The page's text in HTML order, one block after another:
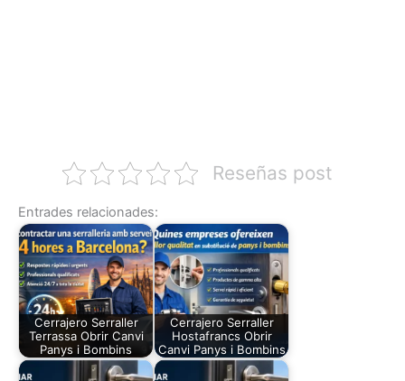
Reseñas post
Entrades relacionades:
Cerrajero Serraller
Terrassa Obrir Canvi
Panys i Bombins
Cerrajero Serraller
Hostafrancs Obrir
Canvi Panys i Bombins